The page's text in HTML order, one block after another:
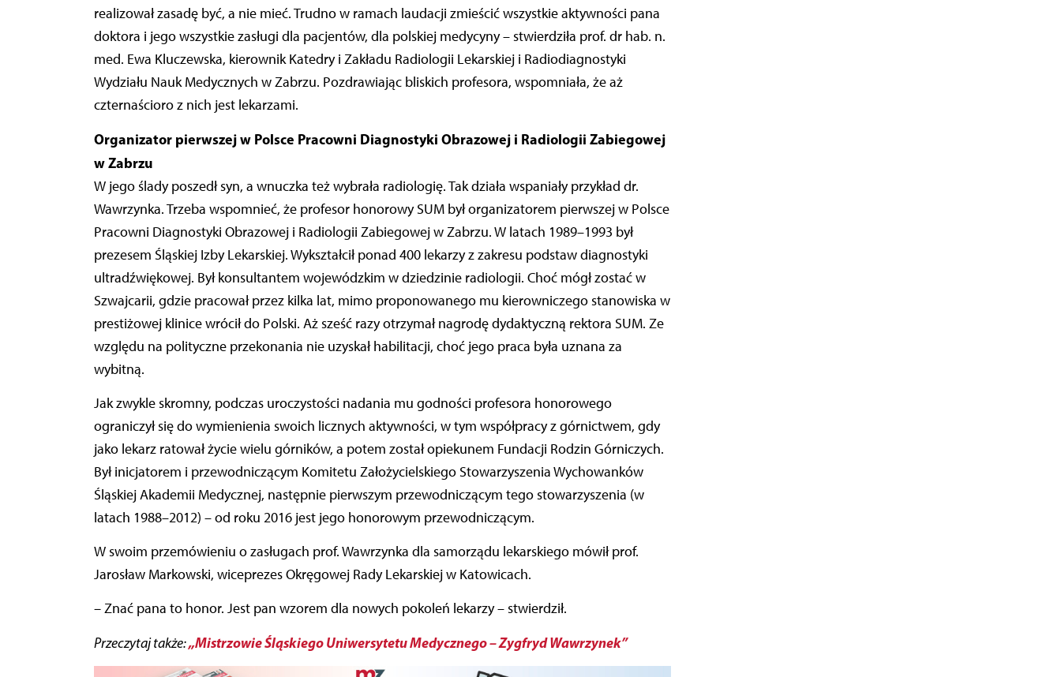
realizował zasadę być, a nie mieć. Trudno w ramach laudacji zmieścić wszystkie aktywności pana
doktora i jego wszystkie zasługi dla pacjentów, dla polskiej medycyny – stwierdziła prof. dr hab. n.
med. Ewa Kluczewska, kierownik Katedry i Zakładu Radiologii Lekarskiej i Radiodiagnostyki
Wydziału Nauk Medycznych w Zabrzu. Pozdrawiając bliskich profesora, wspomniała, że aż
czternaścioro z nich jest lekarzami.
Organizator pierwszej w Polsce Pracowni Diagnostyki Obrazowej i Radiologii Zabiegowej
w Zabrzu
W jego ślady poszedł syn, a wnuczka też wybrała radiologię. Tak działa wspaniały przykład dr.
Wawrzynka. Trzeba wspomnieć, że profesor honorowy SUM był organizatorem pierwszej w Polsce
Pracowni Diagnostyki Obrazowej i Radiologii Zabiegowej w Zabrzu. W latach 1989–1993 był
prezesem Śląskiej Izby Lekarskiej. Wykształcił ponad 400 lekarzy z zakresu podstaw diagnostyki
ultradźwiękowej. Był konsultantem wojewódzkim w dziedzinie radiologii. Choć mógł zostać w
Szwajcarii, gdzie pracował przez kilka lat, mimo proponowanego mu kierowniczego stanowiska w
prestiżowej klinice wrócił do Polski. Aż sześć razy otrzymał nagrodę dydaktyczną rektora SUM. Ze
względu na polityczne przekonania nie uzyskał habilitacji, choć jego praca była uznana za
wybitną.
Jak zwykle skromny, podczas uroczystości nadania mu godności profesora honorowego
ograniczył się do wymienienia swoich licznych aktywności, w tym współpracy z górnictwem, gdy
jako lekarz ratował życie wielu górników, a potem został opiekunem Fundacji Rodzin Górniczych.
Był inicjatorem i przewodniczącym Komitetu Założycielskiego Stowarzyszenia Wychowanków
Śląskiej Akademii Medycznej, następnie pierwszym przewodniczącym tego stowarzyszenia (w
latach 1988–2012) – od roku 2016 jest jego honorowym przewodniczącym.
W swoim przemówieniu o zasługach prof. Wawrzynka dla samorządu lekarskiego mówił prof.
Jarosław Markowski, wiceprezes Okręgowej Rady Lekarskiej w Katowicach.
–Znać pana to honor. Jest pan wzorem dla nowych pokoleń lekarzy – stwierdził.
Przeczytaj także:„Mistrzowie Śląskiego Uniwersytetu Medycznego – Zygfryd Wawrzynek”